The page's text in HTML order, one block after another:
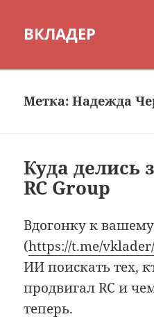
ВКЛАДЕР
Метка:Надежда
Куда делись
RC Group
Вдогонку к
(https://t.me/
ИИ поискать тех,
продвигал RC и
теперь.